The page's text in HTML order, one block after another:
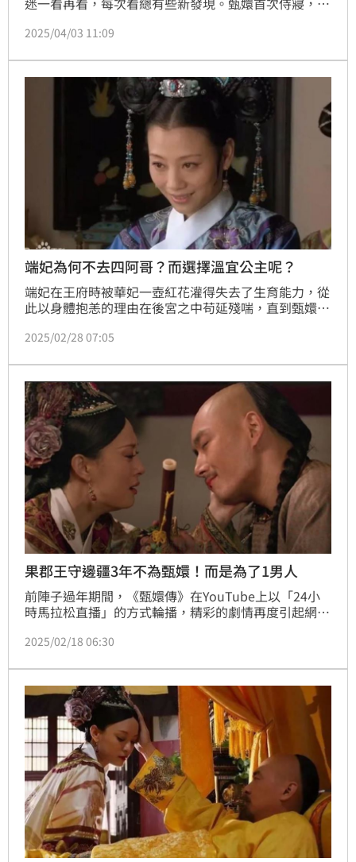
后宜修知道此事之後，就立刻明白自己的地位受到威
心。
2025/04/03 11:09
端妃為何不去四阿哥？而選擇溫宜公主呢？
端妃在王府時被華妃一壺紅花灌得失去了生育能力，從
此以身體抱恙的理由在後宮之中苟延殘喘，直到甄嬛通
華妃以後，端妃終於有了出頭之日，膝下無子就收養溫
的寵愛和陪伴，也能夠享受天倫之樂。
2025/02/28 07:05
果郡王守邊疆3年不為甄嬛！而是為了1男人
前陣子過年期間，《甄嬛傳》在YouTube上以「24小
時馬拉松直播」的方式輪播，精彩的劇情再度引起網友
不顧被皇上猜忌私自帶府兵追了出去。最後他為了彌補
是因為甄嬛而提出駐守邊關的嗎？其實，他去駐守邊
關，不是為了甄嬛而是為了一個男人；這個男人正是軍
功赫赫、囂張又跋扈的年羹堯。（記者唐家興）
2025/02/18 06:30